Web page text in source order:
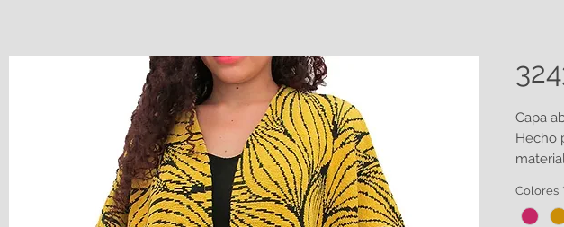
Capa
Hecho
Colores